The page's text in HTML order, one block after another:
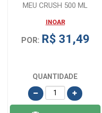
MEU CRUSH 500 ML
INOAR
POR: R$ 31,49
QUANTIDADE